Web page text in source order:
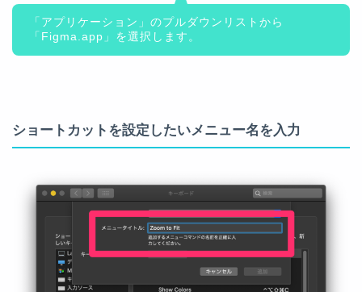
「アプリケーション」のプルダウンリストから
「Figma.app」を選択します。
ショートカットを設定したいメニュー名を入力